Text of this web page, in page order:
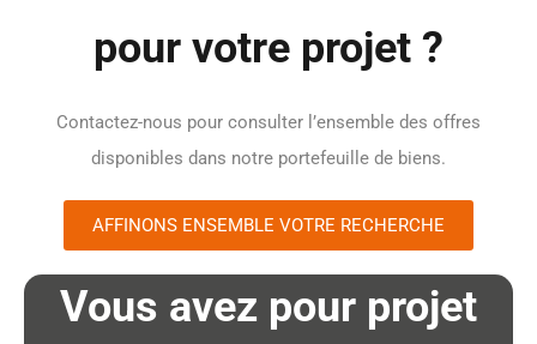
pour votre projet ?
Contactez-nous pour consulter l’ensemble des offres
disponibles dans notre portefeuille de biens.
AFFINONS ENSEMBLE VOTRE RECHERCHE
Vous avez pour projet